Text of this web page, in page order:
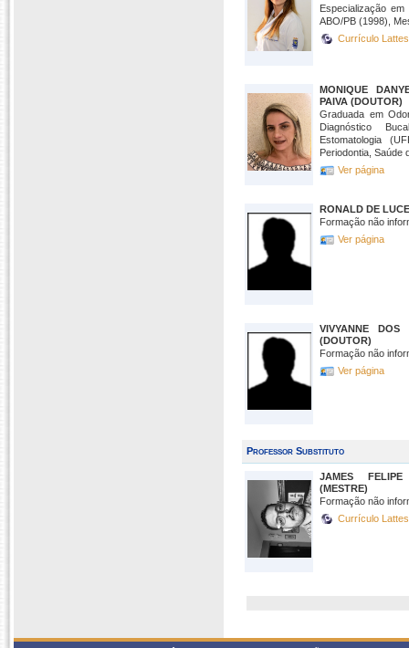
Especialização
ABO/PB (1998),
Currículo
MONIQUE
PAIVA (DOUTOR)
Graduada em
Diagnóstico
Estomatologia
Periodontia, Saúde
Ver página
RONALD DE
Formação não
Ver página
VIVYANNE DOS
(DOUTOR)
Formação não
Ver página
Professor Substituto
JAMES
(MESTRE)
Formação não
Currículo